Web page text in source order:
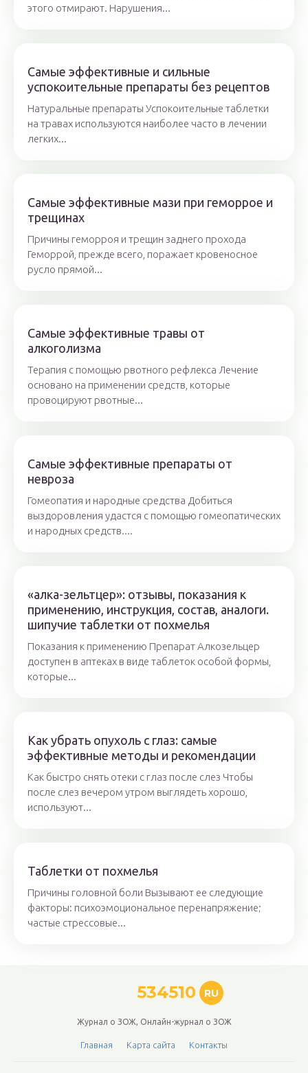
этого отмирают. Нарушения...
Самые эффективные и сильные
успокоительные препараты без рецептов
Натуральные препараты Успокоительные таблетки
на травах используются наиболее часто в лечении
легких...
Самые эффективные мази при геморрое и
трещинах
Причины геморроя и трещин заднего прохода
Геморрой, прежде всего, поражает кровеносное
русло прямой...
Самые эффективные травы от
алкоголизма
Терапия с помощью рвотного рефлекса Лечение
основано на применении средств, которые
провоцируют рвотные...
Самые эффективные препараты от
невроза
Гомеопатия и народные средства Добиться
выздоровления удастся с помощью гомеопатических
и народных средств....
«алка-зельтцер»: отзывы, показания к
применению, инструкция, состав, аналоги.
шипучие таблетки от похмелья
Показания к применению Препарат Алкозельцер
доступен в аптеках в виде таблеток особой формы,
которые...
Как убрать опухоль с глаз: самые
эффективные методы и рекомендации
Как быстро снять отеки с глаз после слез Чтобы
после слез вечером утром выглядеть хорошо,
используют...
Таблетки от похмелья
Причины головной боли Вызывают ее следующие
факторы: психоэмоциональное перенапряжение;
частые стрессовые...
534510 RU
Журнал о ЗОЖ, Онлайн-журнал о ЗОЖ
Главная Карта сайта Контакты